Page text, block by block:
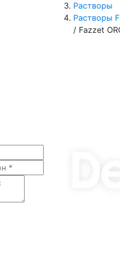
Растворы
Растворы
/ Fazzet